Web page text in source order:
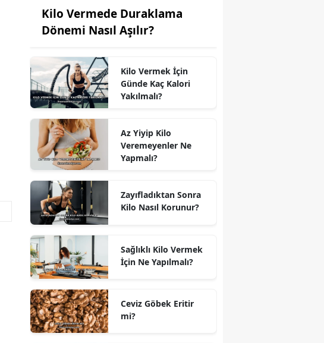
Kilo Vermede Duraklama
Dönemi Nasıl Aşılır?
Kilo Vermek İçin
Günde Kaç Kalori
Yakılmalı?
Az Yiyip Kilo
Veremeyenler Ne
Yapmalı?
Zayıfladıktan Sonra
Kilo Nasıl Korunur?
Sağlıklı Kilo Vermek
İçin Ne Yapılmalı?
Ceviz Göbek Eritir
mi?